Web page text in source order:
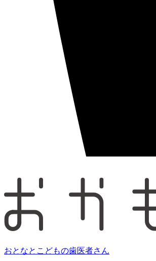
おとなとこどもの歯医者さん